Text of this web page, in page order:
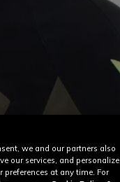
we and our partners also
our services, and personalize
at any time. For